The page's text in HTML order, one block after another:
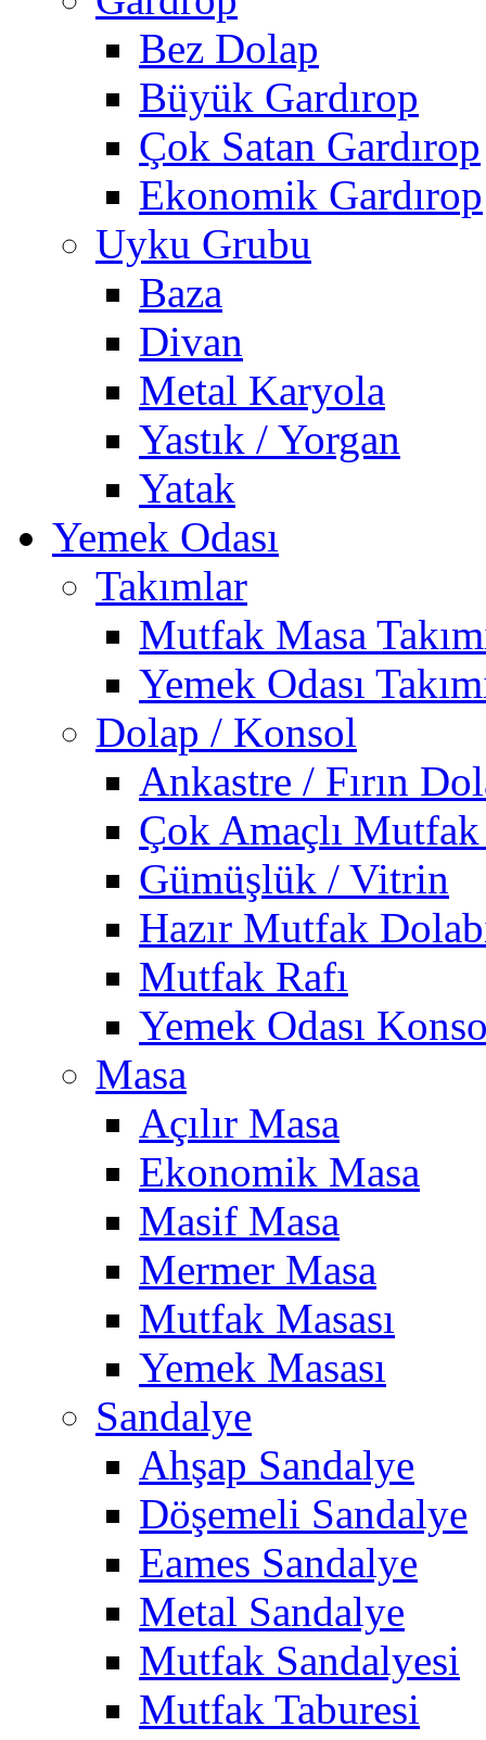
Bez Dolap
Büyük Gardırop
Çok Satan Gardırop
Ekonomik Gardırop
Uyku Grubu
Baza
Divan
Metal Karyola
Yastık / Yorgan
Yatak
Yemek Odası
Takımlar
Mutfak Masa
Yemek Odası
Dolap / Konsol
Ankastre / Fırın
Çok Amaçlı Mutfak
Gümüşlük / Vitrin
Hazır Mutfak
Mutfak Rafı
Yemek Odası
Masa
Açılır Masa
Ekonomik Masa
Masif Masa
Mermer Masa
Mutfak Masası
Yemek Masası
Sandalye
Ahşap Sandalye
Döşemeli Sandalye
Eames Sandalye
Metal Sandalye
Mutfak Sandalyesi
Mutfak Taburesi